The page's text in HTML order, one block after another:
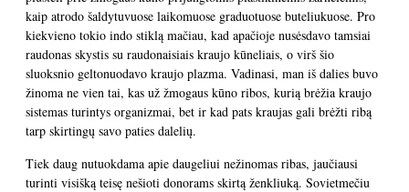
kaip atrodo šaldytuvuose laikomuose graduotuose buteliukuose. Pro
kiekvieno tokio indo stiklą mačiau, kad apačioje nusėsdavo tamsiai
raudonas skystis su raudonaisiais kraujo kūneliais, o virš šio
sluoksnio geltonuodavo kraujo plazma. Vadinasi, man iš dalies buvo
žinoma ne vien tai, kas už žmogaus kūno ribos, kurią brėžia kraujo
sistemas turintys organizmai, bet ir kad pats kraujas gali brėžti ribą
tarp skirtingų savo paties dalelių.
Tiek daug nutuokdama apie daugeliui nežinomas ribas, jaučiausi
turinti visišką teisę nešioti donorams skirtą ženkliuką. Sovietmečiu